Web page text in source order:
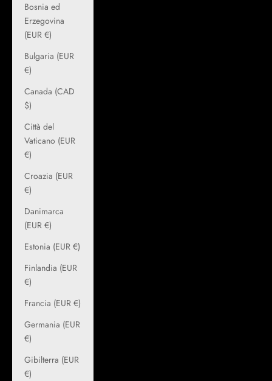
Bosnia ed
Erzegovina
(EUR €)
Bulgaria (EUR
€)
Canada (CAD
$)
Città del
Vaticano (EUR
€)
Croazia (EUR
€)
Danimarca
(EUR €)
Estonia (EUR €)
Finlandia (EUR
€)
Francia (EUR €)
Germania (EUR
€)
Gibilterra (EUR
€)